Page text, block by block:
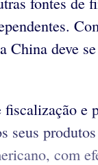
China deve
e
seus
com